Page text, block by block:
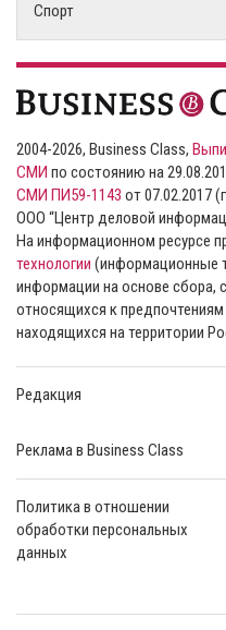
Спорт
2004-2026, Business Class,
СМИ по состоянию на
СМИ ПИ59-1143 от 07.02.2017
ООО “Центр деловой
На информационном ресурсе
технологии (информационные
информации на основе сбора,
относящихся к предпочтениям
находящихся на территории
Редакция
Реклама в Business Class
Политика в отношении
обработки персональных
данных